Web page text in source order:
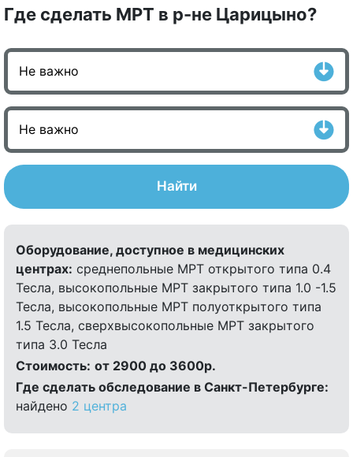
Где сделать МРТ в р-не Царицыно?
Найти
Оборудование, доступное в медицинских
центрах: среднепольные МРТ открытого типа 0.4
Тесла, высокопольные МРТ закрытого типа 1.0 -1.5
Тесла, высокопольные МРТ полуоткрытого типа
1.5 Тесла, сверхвысокопольные МРТ закрытого
типа 3.0 Тесла
Стоимость: от 2900 до 3600р.
Где сделать обследование в Санкт-Петербурге:
найдено 2 центра